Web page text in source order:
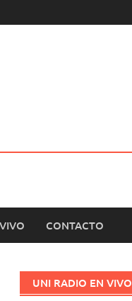
CONTACTO
UNI RADIO EN VIVO